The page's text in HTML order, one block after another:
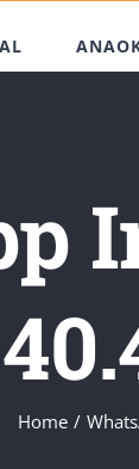
Home